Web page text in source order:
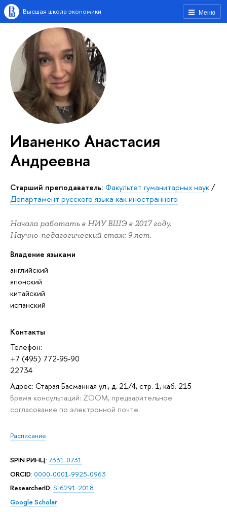
Меню
Высшая школа экономики
Иваненко Анастасия
Андреевна
Старший преподаватель: Факультет гуманитарных наук/
Департамент русского языка как иностранного
Начала работать в НИУ ВШЭ в 2017 году.
Научно-педагогический стаж: 9 лет.
Владение языками
английский
японский
китайский
испанский
Контакты
Телефон:
+7 (495) 772-95-90
22734
Адрес: Старая Басманная ул., д. 21/4, стр. 1, каб. 215
Время консультаций: ZOOM, предварительное
согласование по электронной почте.
Расписание
SPIN РИНЦ: 7331-0731
ORCID: 0000-0001-9925-0963
ResearcherID: S-6291-2018
Google Scholar